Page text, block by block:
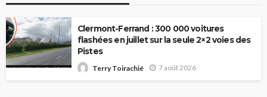
Clermont-Ferrand : 300 000 voitures
flashées en juillet sur la seule 2×2 voies des
Pistes
Terry Toirachié 7 août 2026